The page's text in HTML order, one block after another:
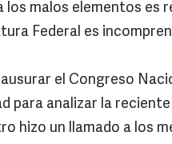
malos elementos es
Federal es
el Congreso
para analizar la
hizo un llamado a los